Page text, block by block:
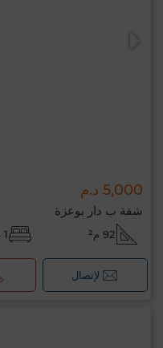
5,000 د.م
شقة ب دار بوعزة
92 م² 1 غرف
لإتصال